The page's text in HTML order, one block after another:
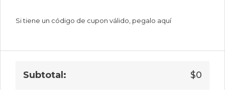
Si tiene un código de cupon válido, pegalo aquí
$0